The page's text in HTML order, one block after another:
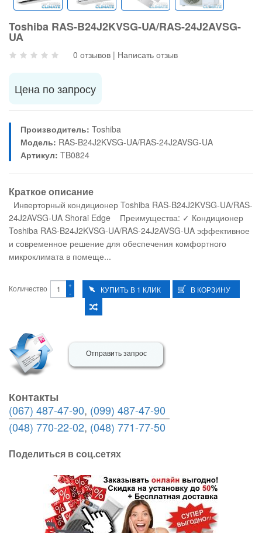
Toshiba RAS-B24J2KVSG-UA/RAS-24J2AVSG-
UA
0 отзывов | Написать отзыв
Цена по запросу
Производитель: Toshiba
Модель: RAS-B24J2KVSG-UA/RAS-24J2AVSG-UA
Артикул: TB0824
Краткое описание
Инверторный кондиционер Toshiba RAS-B24J2KVSG-UA/RAS-
24J2AVSG-UA Shorai Edge Преимущества: ✓ Кондиционер
Toshiba RAS-B24J2KVSG-UA/RAS-24J2AVSG-UA эффективное
и современное решение для обеспечения комфортного
микроклимата в помеще...
Количество -
+
Отправить запрос
Контакты
(067) 487-47-90, (099) 487-47-90
(048) 770-22-02, (048) 771-77-50
Поделиться в соц.сетях